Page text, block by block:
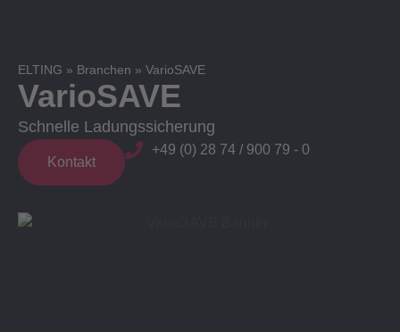
ELTING » Branchen » VarioSAVE
VarioSAVE
Schnelle Ladungssicherung
Kontakt
+49 (0) 28 74 / 900 79 - 0